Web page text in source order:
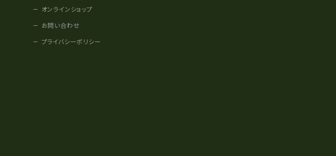
オンラインショップ
お問い合わせ
プライバシーポリシー